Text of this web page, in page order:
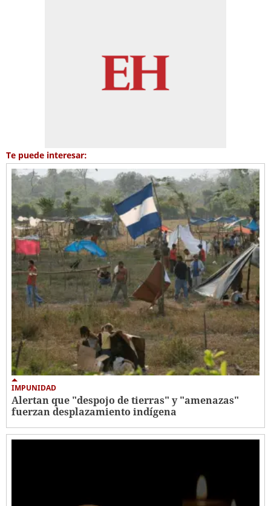
Te puede interesar:
IMPUNIDAD
Alertan que "despojo de tierras" y "amenazas"
fuerzan desplazamiento indígena